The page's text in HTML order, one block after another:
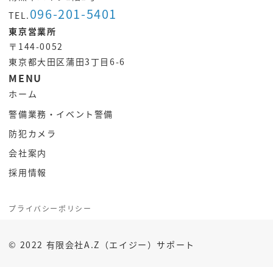
TEL. 096-201-5401
東京営業所
〒144-0052
東京都大田区蒲田3丁目6-6
MENU
ホーム
警備業務・イベント警備
防犯カメラ
会社案内
採用情報
プライバシーポリシー
©️ 2022 有限会社A.Z（エイジー）サポート